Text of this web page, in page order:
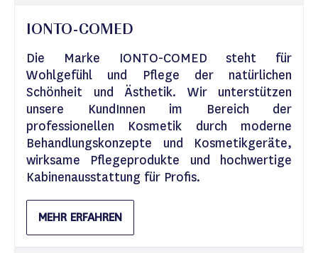
IONTO-COMED
Die Marke IONTO-COMED steht für
Wohlgefühl und Pflege der natürlichen
Schönheit und Ästhetik. Wir unterstützen
unsere KundInnen im Bereich der
professionellen Kosmetik durch moderne
Behandlungskonzepte und Kosmetikgeräte,
wirksame Pflegeprodukte und hochwertige
Kabinenausstattung für Profis.
MEHR ERFAHREN